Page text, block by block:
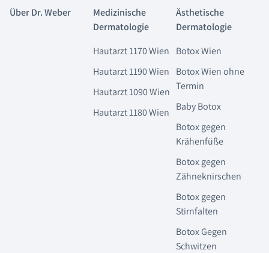
Über Dr. Weber
Medizinische
Dermatologie
Hautarzt 1170 Wien
Hautarzt 1190 Wien
Hautarzt 1090 Wien
Hautarzt 1180 Wien
Ästhetische
Dermatologie
Botox Wien
Botox Wien ohne
Termin
Baby Botox
Botox gegen
Krähenfüße
Botox gegen
Zähneknirschen
Botox gegen
Stirnfalten
Botox Gegen
Schwitzen